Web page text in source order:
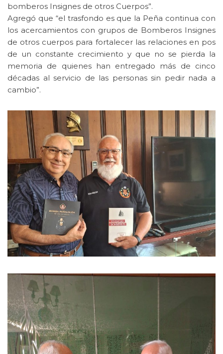
bomberos Insignes de otros Cuerpos”.
Agregó que “el trasfondo es que la Peña continua con
los acercamientos con grupos de Bomberos Insignes
de otros cuerpos para fortalecer las relaciones en pos
de un constante crecimiento y que no se pierda la
memoria de quienes han entregado más de cinco
décadas al servicio de las personas sin pedir nada a
cambio”.